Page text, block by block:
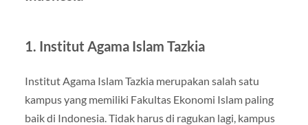
1. Institut Agama Islam Tazkia
Institut Agama Islam Tazkia merupakan salah satu
kampus yang memiliki Fakultas Ekonomi Islam paling
baik di Indonesia. Tidak harus di ragukan lagi, kampus